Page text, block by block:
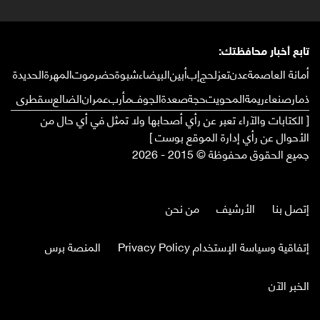
تابع أخبار محافظتك:
أمانة العاصمةعدنتعزلحجإبأبينالبيضاءشبوةحضرموتالمهرةالحديدة
ذمارصنعاءريمةالمحويتحجةصعدةالجوفمأربعمرانالضالعسقطرى
[ الكتابات والآراء تعبر عن رأي أصحابها ولا تمثل في أي حال من
الأحوال عن رأي إدارة الموقع بوست ]
جميع الحقوق محفوظة © 2015 - 2026
إتصل بنا الأرشيف
من نحن
إتفاقية وسياسة الإستخدام Privacy Policy
المنصة برس
الخبر الآن